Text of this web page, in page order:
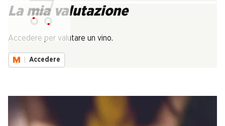
La mia valutazione
Accedere per valutare un vino.
Accedere